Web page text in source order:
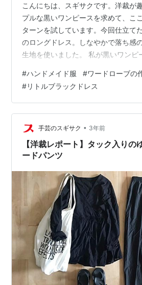
こんにちは、スギサクです。洋裁が
プルな黒いワンピースを求めて、こ
ターンを試しています。今回仕立て
のロングドレス。しなやかで落ち感
生地を使いました。 私が黒いワンピ
カジュアルなアイテムと合わせて日
こと。なにを着よう？と迷ったとき
あって良かった！」と安心できる一
～。 さて今回の一枚は、スギサクさ
とができたのでしょうか？自問自答
らいかな。 手作りのリトルブラッ
#ハンドメイド服 #ワードローブの
#リトルブラックドレス
手芸のスギサク • 3年前
【洋裁レポート】タック入りの
ードパンツ